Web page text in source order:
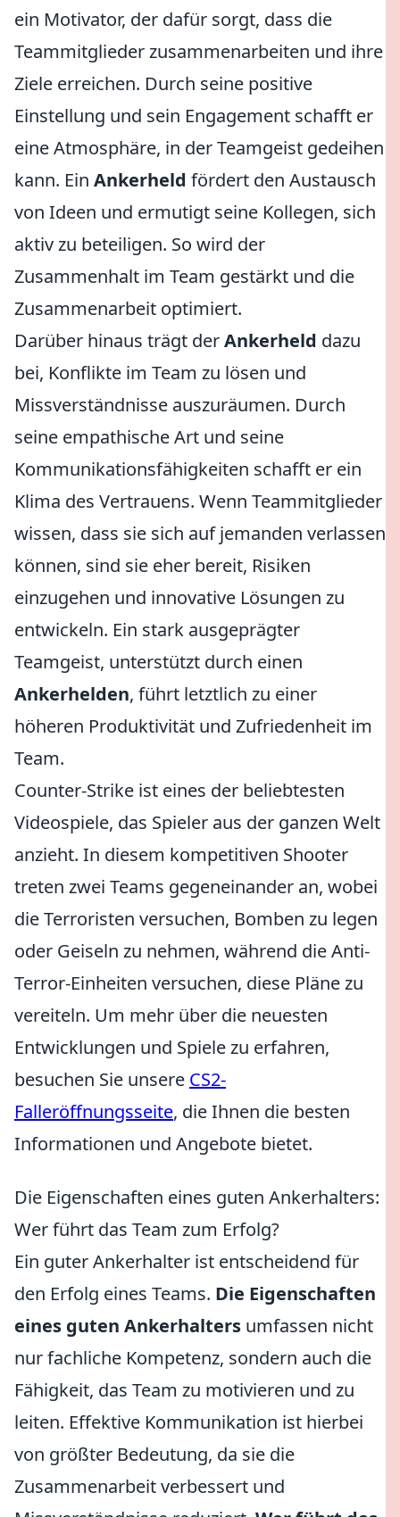
ein Motivator, der dafür sorgt, dass die
Teammitglieder zusammenarbeiten und ihre
Ziele erreichen. Durch seine positive
Einstellung und sein Engagement schafft er
eine Atmosphäre, in der Teamgeist gedeihen
kann. Ein Ankerheld fördert den Austausch
von Ideen und ermutigt seine Kollegen, sich
aktiv zu beteiligen. So wird der
Zusammenhalt im Team gestärkt und die
Zusammenarbeit optimiert.
Darüber hinaus trägt derAnkerheld dazu
bei, Konflikte im Team zu lösen und
Missverständnisse auszuräumen. Durch
seine empathische Art und seine
Kommunikationsfähigkeiten schafft er ein
Klima des Vertrauens. Wenn Teammitglieder
wissen, dass sie sich auf jemanden verlassen
können, sind sie eher bereit, Risiken
einzugehen und innovative Lösungen zu
entwickeln. Ein stark ausgeprägter
Teamgeist, unterstützt durch einen
Ankerhelden, führt letztlich zu einer
höheren Produktivität und Zufriedenheit im
Team.
Counter-Strike ist eines der beliebtesten
Videospiele, das Spieler aus der ganzen Welt
anzieht. In diesem kompetitiven Shooter
treten zwei Teams gegeneinander an, wobei
die Terroristen versuchen, Bomben zu legen
oder Geiseln zu nehmen, während die Anti-
Terror-Einheiten versuchen, diese Pläne zu
vereiteln. Um mehr über die neuesten
Entwicklungen und Spiele zu erfahren,
besuchen Sie unsere CS2-
Falleröffnungsseite, die Ihnen die besten
Informationen und Angebote bietet.
Die Eigenschaften eines guten Ankerhalters:
Wer führt das Team zum Erfolg?
Ein guter Ankerhalter ist entscheidend für
den Erfolg eines Teams. Die Eigenschaften
eines guten Ankerhalters umfassen nicht
nur fachliche Kompetenz, sondern auch die
Fähigkeit, das Team zu motivieren und zu
leiten. Effektive Kommunikation ist hierbei
von größter Bedeutung, da sie die
Zusammenarbeit verbessert und